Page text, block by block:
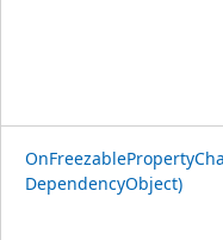
DependencyObject)